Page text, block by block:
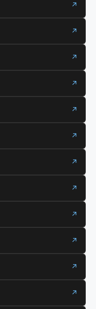
↗
↗
↗
↗
↗
↗
↗
↗
↗
↗
↗
↗